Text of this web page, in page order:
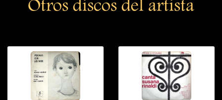
Otros discos del artista